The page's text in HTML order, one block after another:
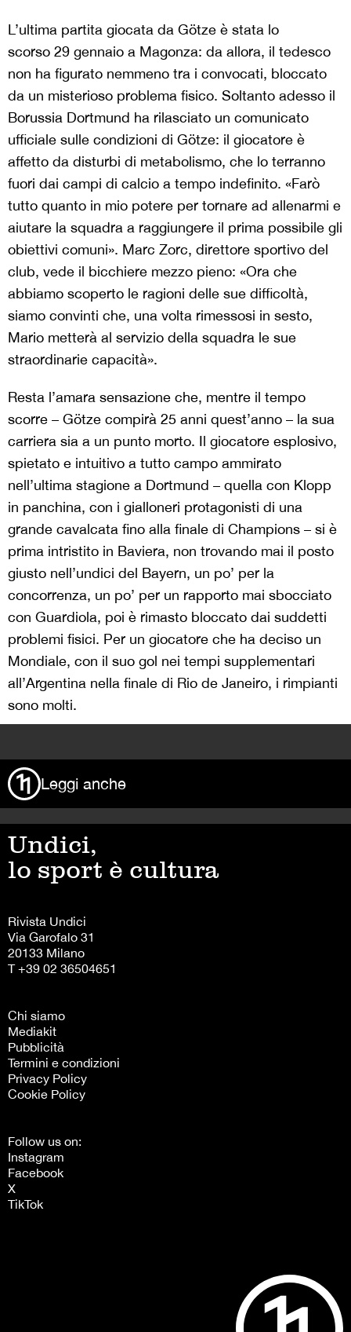
L’ultima partita giocata da Götze è stata lo
scorso 29 gennaio a Magonza: da allora, il tedesco
non ha figurato nemmeno tra i convocati, bloccato
da un misterioso problema fisico. Soltanto adesso il
Borussia Dortmund ha rilasciato un comunicato
ufficiale sulle condizioni di Götze: il giocatore è
affetto da disturbi di metabolismo, che lo terranno
fuori dai campi di calcio a tempo indefinito. «Farò
tutto quanto in mio potere per tornare ad allenarmi e
aiutare la squadra a raggiungere il prima possibile gli
obiettivi comuni». Marc Zorc, direttore sportivo del
club, vede il bicchiere mezzo pieno: «Ora che
abbiamo scoperto le ragioni delle sue difficoltà,
siamo convinti che, una volta rimessosi in sesto,
Mario metterà al servizio della squadra le sue
straordinarie capacità».
Resta l’amara sensazione che, mentre il tempo
scorre – Götze compirà 25 anni quest’anno – la sua
carriera sia a un punto morto. Il giocatore esplosivo,
spietato e intuitivo a tutto campo ammirato
nell’ultima stagione a Dortmund – quella con Klopp
in panchina, con i gialloneri protagonisti di una
grande cavalcata fino alla finale di Champions – si è
prima intristito in Baviera, non trovando mai il posto
giusto nell’undici del Bayern, un po’ per la
concorrenza, un po’ per un rapporto mai sbocciato
con Guardiola, poi è rimasto bloccato dai suddetti
problemi fisici. Per un giocatore che ha deciso un
Mondiale, con il suo gol nei tempi supplementari
all’Argentina nella finale di Rio de Janeiro, i rimpianti
sono molti.
Leggi anche
Undici,
lo sport è cultura
Rivista Undici
Via Garofalo 31
20133 Milano
T +39 02 36504651
Chi siamo
Mediakit
Pubblicità
Termini e condizioni
Privacy Policy
Cookie Policy
Follow us on:
Instagram
Facebook
X
TikTok